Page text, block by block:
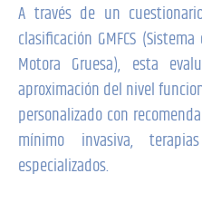
A través de un
clasificación GMFCS
Motora Gruesa), esta
aproximación del nivel
personalizado con
mínimo invasiva,
especializados.